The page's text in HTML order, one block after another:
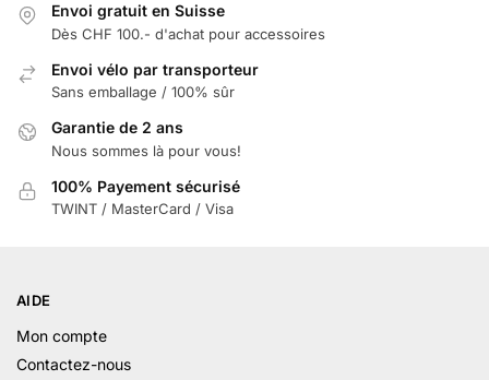
Envoi gratuit en Suisse
Dès CHF 100.- d'achat pour accessoires
Envoi vélo par transporteur
Sans emballage / 100% sûr
Garantie de 2 ans
Nous sommes là pour vous!
100% Payement sécurisé
TWINT / MasterCard / Visa
AIDE
Mon compte
Contactez-nous